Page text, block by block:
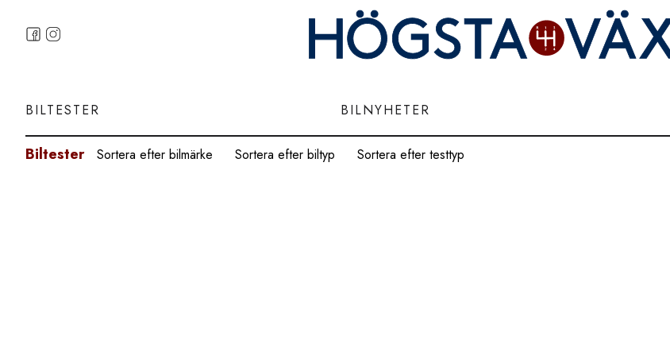
BILTESTER BILNYHETER
Biltester Sortera efter bilmärke Sortera efter biltyp Sortera efter testtyp